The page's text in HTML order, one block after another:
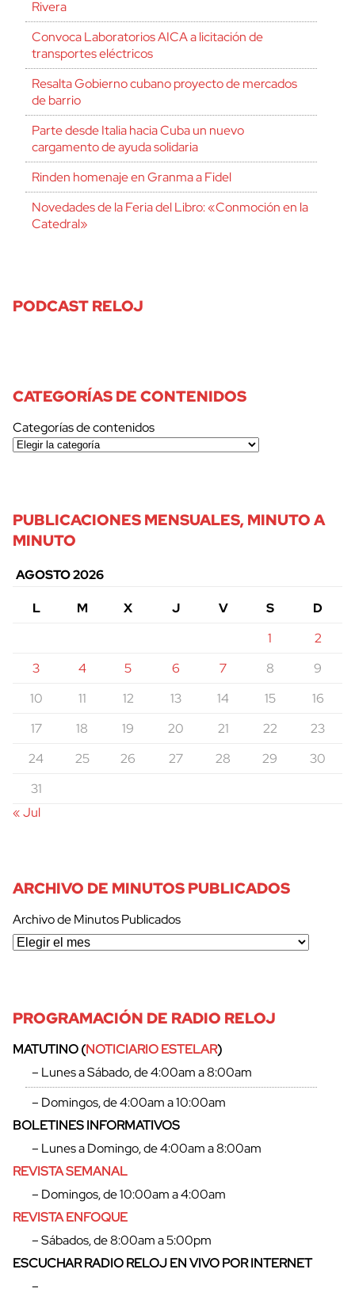
Rivera
Convoca Laboratorios AICA a licitación de
transportes eléctricos
Resalta Gobierno cubano proyecto de mercados
de barrio
Parte desde Italia hacia Cuba un nuevo
cargamento de ayuda solidaria
Rinden homenaje en Granma a Fidel
Novedades de la Feria del Libro: «Conmoción en la
Catedral»
PODCAST RELOJ
CATEGORÍAS DE CONTENIDOS
Categorías de contenidos
PUBLICACIONES MENSUALES, MINUTO A
MINUTO
AGOSTO 2026
L
M X J V S
D
1
2
3
4 5 6 7 8
9
10
11 12 13 14 15
16
17
18 19 20 21 22
23
24
25 26 27 28 29
30
31
« Jul
ARCHIVO DE MINUTOS PUBLICADOS
Archivo de Minutos Publicados
PROGRAMACIÓN DE RADIO RELOJ
MATUTINO (NOTICIARIO ESTELAR)
– Lunes a Sábado, de 4:00am a 8:00am
– Domingos, de 4:00am a 10:00am
BOLETINES INFORMATIVOS
– Lunes a Domingo, de 4:00am a 8:00am
REVISTA SEMANAL
– Domingos, de 10:00am a 4:00am
REVISTA ENFOQUE
– Sábados, de 8:00am a 5:00pm
ESCUCHAR RADIO RELOJ EN VIVO POR INTERNET
–